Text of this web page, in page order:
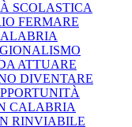
SCOLASTICA
FERMARE
ATTUARE
DIVENTARE
CALABRIA
RINVIABILE